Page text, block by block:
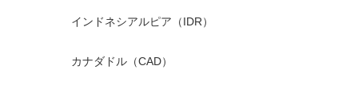
インドネシアルピア（IDR）
カナダドル（CAD）